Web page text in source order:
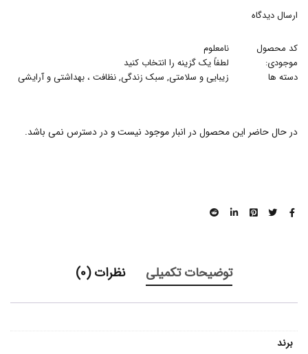
ارسال دیدگاه
کد محصول
نامعلوم
موجودی:
لطفاً یک گزینه را انتخاب کنید
دسته ها
زیبایی و سلامتی, سبک زندگی,نظافت ، بهداشتی و آرایشی
در حال حاضر این محصول در انبار موجود نیست و در دسترس نمی باشد.
توضیحات تکمیلی نظرات (0)
برند